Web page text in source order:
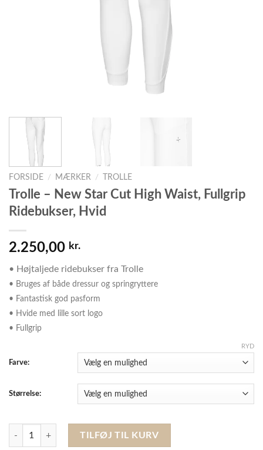
FORSIDE / MÆRKER / TROLLE
Trolle – New Star Cut High Waist, Fullgrip
Ridebukser, Hvid
2.250,00 kr.
• Højtaljede ridebukser fra Trolle
• Bruges af både dressur og springryttere
• Fantastisk god pasform
• Hvide med lille sort logo
• Fullgrip
Farve:
Størrelse:
RYD
Trolle - New Star Cut High Waist, Fullgrip Ridebukser, Hvid antal
TILFØJ TIL KURV